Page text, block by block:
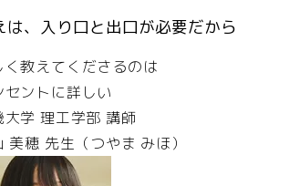
は、入り口と出口が必要だから
く教えてくださるのは
セントに詳しい
大学 理工学部 講師
美穂 先生（つやま みほ）